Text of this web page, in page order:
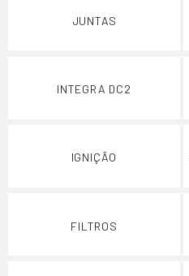
JUNTAS
INTEGRA DC2
IGNIÇÃO
FILTROS